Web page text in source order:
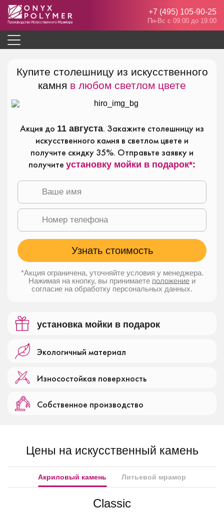
+7 (495) 105-90-25
Пн-Вс с 09:00 до 19:00
установка мойки в подарок
Экологичный материал
Износостойкая поверхность
Собственное производство
Купите столешницу из искусственного
камня в любом светлом цвете
Акция до 11 августа. Закажите столешницу из
искусственного камня в светлом цвете и
получите скидку 35%. Отправьте заявку и
получите установку мойки в подарок*:
*Акция ограничена, уточняйте условия у менеджера.
Нажимая на кнопку, вы принимаете положение и
согласие на обработку персональных данных.
Цены на искусственный камень
Акриловый камень Литьевой мрамор
Classic